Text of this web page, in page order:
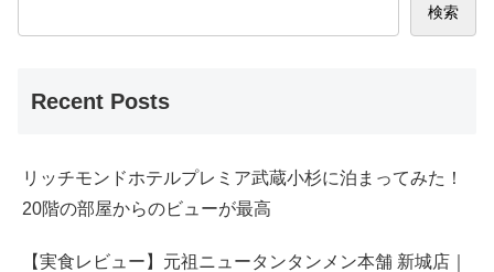
検索
Recent Posts
リッチモンドホテルプレミア武蔵小杉に泊まってみた！
20階の部屋からのビューが最高
【実食レビュー】元祖ニュータンタンメン本舗 新城店｜